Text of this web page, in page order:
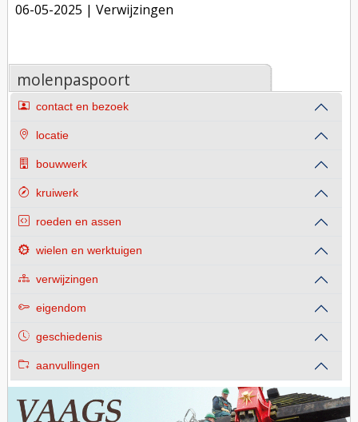
06-05-2025 | Verwijzingen
molenpaspoort
contact en bezoek
locatie
bouwwerk
kruiwerk
roeden en assen
wielen en werktuigen
verwijzingen
eigendom
geschiedenis
aanvullingen